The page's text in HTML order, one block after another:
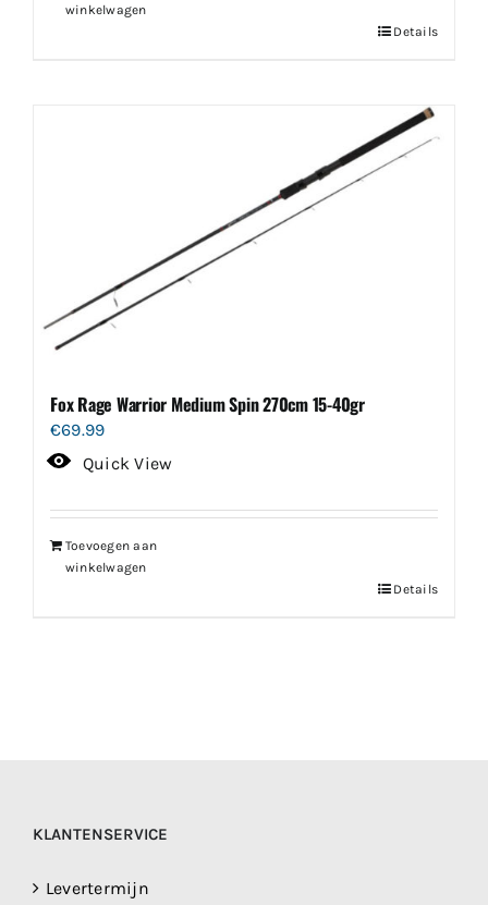
winkelwagen
Details
Fox Rage Warrior Medium Spin 270cm 15-40gr
€69.99
Quick View
Toevoegen aan
winkelwagen
Details
KLANTENSERVICE
Levertermijn